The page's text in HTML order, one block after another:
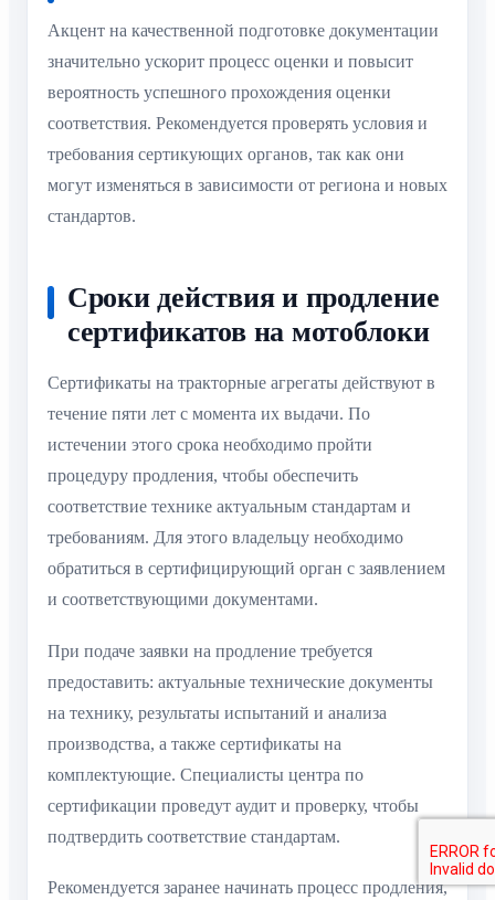
Акцент на качественной подготовке документации
значительно ускорит процесс оценки и повысит
вероятность успешного прохождения оценки
соответствия. Рекомендуется проверять условия и
требования сертикующих органов, так как они
могут изменяться в зависимости от региона и новых
стандартов.
Сроки действия и продление
сертификатов на мотоблоки
Сертификаты на тракторные агрегаты действуют в
течение пяти лет с момента их выдачи. По
истечении этого срока необходимо пройти
процедуру продления, чтобы обеспечить
соответствие технике актуальным стандартам и
требованиям. Для этого владельцу необходимо
обратиться в сертифицирующий орган с заявлением
и соответствующими документами.
При подаче заявки на продление требуется
предоставить: актуальные технические документы
на технику, результаты испытаний и анализа
производства, а также сертификаты на
комплектующие. Специалисты центра по
сертификации проведут аудит и проверку, чтобы
подтвердить соответствие стандартам.
Рекомендуется заранее начинать процесс продления,